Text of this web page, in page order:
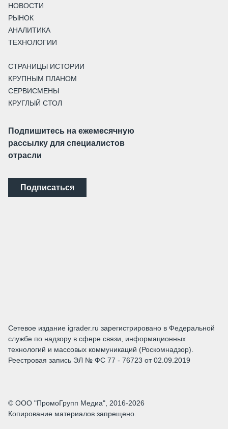
НОВОСТИ
РЫНОК
АНАЛИТИКА
ТЕХНОЛОГИИ
СТРАНИЦЫ ИСТОРИИ
КРУПНЫМ ПЛАНОМ
СЕРВИСМЕНЫ
КРУГЛЫЙ СТОЛ
Подпишитесь на ежемесячную
рассылку для специалистов
отрасли
Подписаться
Сетевое издание igrader.ru зарегистрировано в Федеральной
службе по надзору в сфере связи, информационных
технологий и массовых коммуникаций (Роскомнадзор).
Реестровая запись ЭЛ № ФС 77 - 76723 от 02.09.2019
© ООО "ПромоГрупп Медиа", 2016-2026
Копирование материалов запрещено.